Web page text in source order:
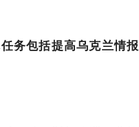
务包括提高乌克兰情报